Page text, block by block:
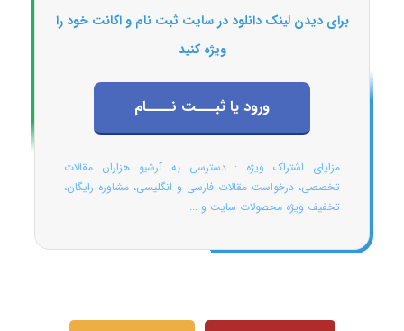
برای دیدن لینک دانلود در سایت ثبت نام و اکانت خود را
ویژه کنید
ورود یا ثبـــت نــــام
مزایای اشتراک ویژه : دسترسی به آرشیو هزاران مقالات
تخصصی، درخواست مقالات فارسی و انگلیسی، مشاوره رایگان،
تخفیف ویژه محصولات سایت و ...